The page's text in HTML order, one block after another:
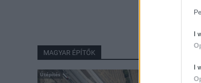
I
I
MAGYAR ÉPÍTŐK
Útépítés